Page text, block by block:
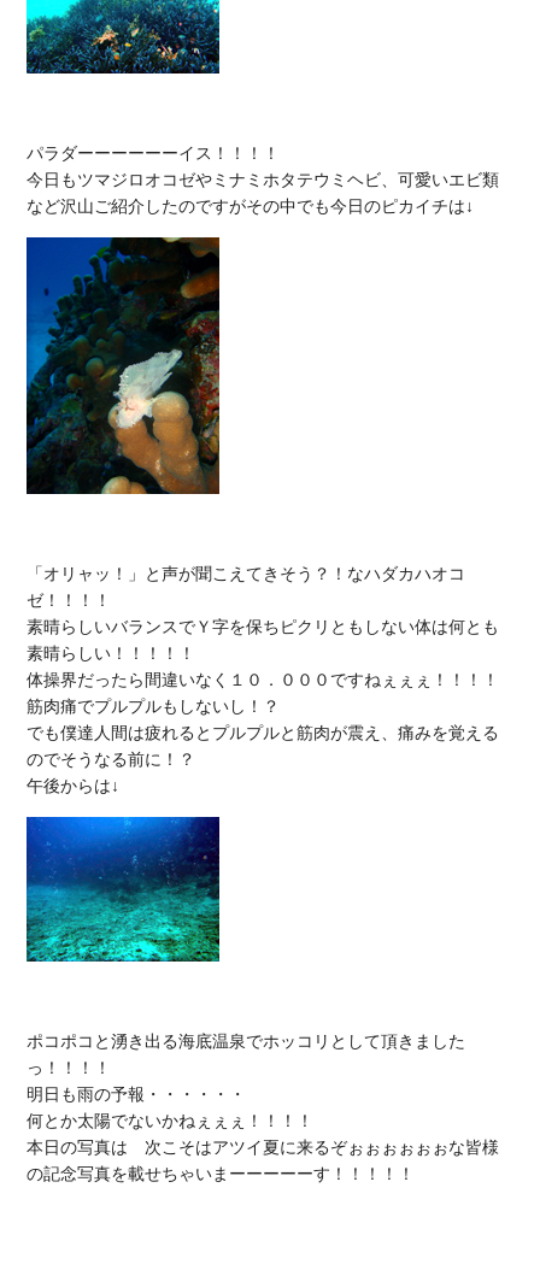
パラダーーーーーーイス！！！！
今日もツマジロオコゼやミナミホタテウミヘビ、可愛いエビ類
「オリャッ！」と声が聞こえてきそう？！なハダカハオコ
ゼ！！！！
素晴らしいバランスでＹ字を保ちピクリともしない体は何とも
素晴らしい！！！！！
体操界だったら間違いなく１０．０００ですねぇぇぇ！！！！
筋肉痛でプルプルもしないし！？
でも僕達人間は疲れるとプルプルと筋肉が震え、痛みを覚える
のでそうなる前に！？
ポコポコと湧き出る海底温泉でホッコリとして頂きました
っ！！！！
明日も雨の予報・・・・・・
何とか太陽でないかねぇぇぇ！！！！
本日の写真は　次こそはアツイ夏に来るぞぉぉぉぉぉぉな皆様
の記念写真を載せちゃいまーーーーーす！！！！！